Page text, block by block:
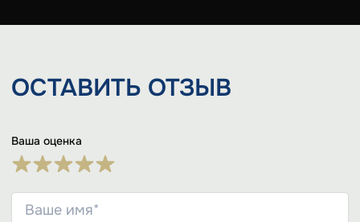
ОСТАВИТЬ ОТЗЫВ
Ваша оценка